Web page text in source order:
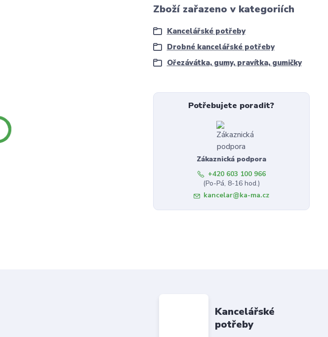
Zboží zařazeno v kategoriích
Kancelářské potřeby
Drobné kancelářské potřeby
Ořezávátka, gumy, pravítka, gumičky
Potřebujete poradit?
Zákaznická podpora
+420 603 100 966
(Po-Pá, 8-16 hod.)
kancelar@ka-ma.cz
Kancelářské
potřeby